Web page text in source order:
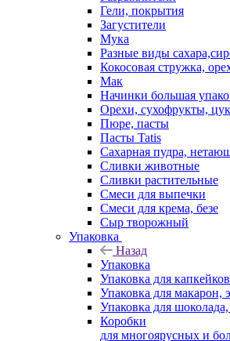
Гели, покрытия
Загустители
Мука
Разные виды
Кокосовая стружка,
Мак
Начинки большая
Орехи, сухофрукты,
Пюре, пасты
Пасты Tatis
Сахарная пудра,
Сливки животные
Сливки растительные
Смеси для выпечки
Смеси для крема, безе
Сыр творожный
Упаковка
Назад
Упаковка
Упаковка для
Упаковка для макарон,
Упаковка для
Коробки
для многоярусных и